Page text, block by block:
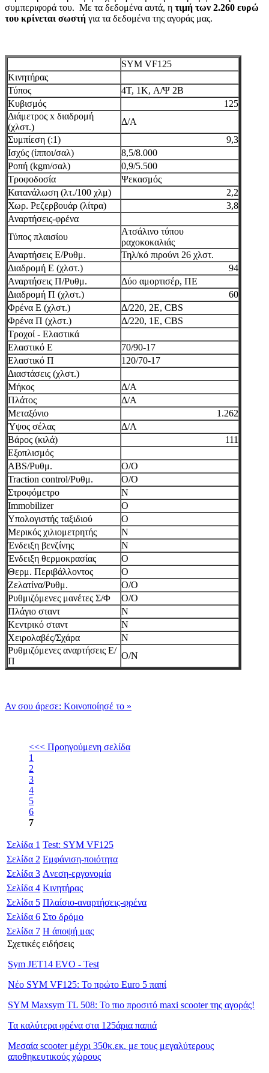
συμπεριφορά του. Με τα δεδομένα αυτά, η τιμή των 2.260 ευρώ
του κρίνεται σωστή για τα δεδομένα της αγοράς μας.
SYM VF125
Κινητήρας
Τύπος
4T, 1K, Α/Ψ 2Β
Κυβισμός
125
Διάμετρος x διαδρομή
(χλστ.)
Δ/Α
Συμπίεση (:1)
9,3
Ισχύς (ίπποι/σαλ)
8,5/8.000
Ροπή (kgm/σαλ)
0,9/5.500
Τροφοδοσία
Ψεκασμός
Κατανάλωση (λτ./100 χλμ)
2,2
Χωρ. Ρεζερβουάρ (λίτρα)
3,8
Αναρτήσεις-φρένα
Τύπος πλαισίου
Ατσάλινο τύπου
ραχοκοκαλιάς
Αναρτήσεις Ε/Ρυθμ.
Τηλ/κό πιρούνι 26 χλστ.
Διαδρομή Ε (χλστ.)
94
Αναρτήσεις Π/Ρυθμ.
Δύο αμορτισέρ, ΠΕ
Διαδρομή Π (χλστ.)
60
Φρένα Ε (χλστ.)
Δ/220, 2Ε, CBS
Φρένα Π (χλστ.)
Δ/220, 1Ε, CBS
Τροχοί - Ελαστικά
Ελαστικό Ε
70/90-17
Ελαστικό Π
120/70-17
Διαστάσεις (χλστ.)
Μήκος
Δ/Α
Πλάτος
Δ/Α
Μεταξόνιο
1.262
Ύψος σέλας
Δ/Α
Βάρος (κιλά)
111
Εξοπλισμός
ABS/Ρυθμ.
Ο/Ο
Traction control/Ρυθμ.
Ο/Ο
Στροφόμετρο
Ν
Immobilizer
Ο
Υπολογιστής ταξιδιού
Ο
Μερικός χιλιομετρητής
Ν
Ένδειξη βενζίνης
Ν
Ένδειξη θερμοκρασίας
Ο
Θερμ. Περιβάλλοντος
Ο
Ζελατίνα/Ρυθμ.
Ο/Ο
Ρυθμιζόμενες μανέτες Σ/Φ
Ο/Ο
Πλάγιο σταντ
Ν
Κεντρικό σταντ
Ν
Χειρολαβές/Σχάρα
Ν
Ρυθμιζόμενες αναρτήσεις Ε/
Π
Ο/Ν
Αν σου άρεσε: Κοινοποίησέ το »
<<< Προηγούμενη σελίδα
1
2
3
4
5
6
7
Σελίδα 1 Test: SYM VF125
Σελίδα 2 Εμφάνιση-ποιότητα
Σελίδα 3 Aνεση-εργονομία
Σελίδα 4 Κινητήρας
Σελίδα 5 Πλαίσιο-αναρτήσεις-φρένα
Σελίδα 6 Στο δρόμο
Σελίδα 7 Η άποψή μας
Σχετικές ειδήσεις
Sym JET14 EVO - Test
Νέο SYM VF125: Το πρώτο Euro 5 παπί
SYM Maxsym TL 508: Το πιο προσιτό maxi scooter της αγοράς!
Τα καλύτερα φρένα στα 125άρια παπιά
Μεσαία scooter μέχρι 350κ.εκ. με τους μεγαλύτερους
αποθηκευτικούς χώρους